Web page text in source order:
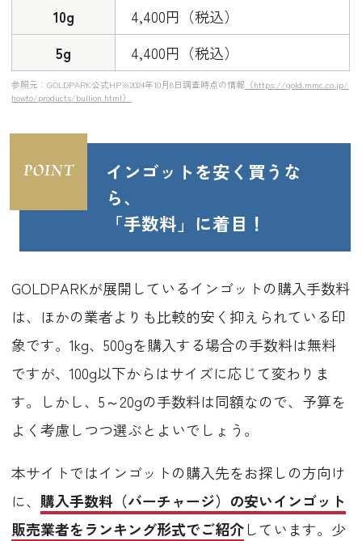
10g
4,400円（税込）
5g
4,400円（税込）
参照元：GOLDPARK公式HP※2024年10月8日調査時点の情報 （https://gold.mmc.co.jp/
howto/products/bullion.html）
インゴットを安く買うな
ら、
「手数料」に着目！
GOLDPARKが展開しているインゴットの購入手数料
は、ほかの業者よりも比較的安く抑えられている印
象です。1kg、500gを購入する場合の手数料は無料
ですが、100g以下からはサイズに応じて変わりま
す。しかし、5～20gの手数料は同額なので、予算を
よく考慮しつつ選ぶとよいでしょう。
本サイトではインゴットの購入先をお探しの方向け
に、購入手数料（バーチャージ）の安いインゴット
販売業者をランキング形式でご紹介しています。少